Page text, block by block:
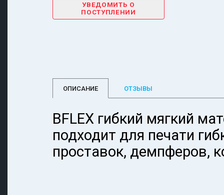
УВЕДОМИТЬ О
ПОСТУПЛЕНИИ
ОПИСАНИЕ ОТЗЫВЫ
BFLEX гибкий мягкий
подходит для печати
проставок, демпферов,